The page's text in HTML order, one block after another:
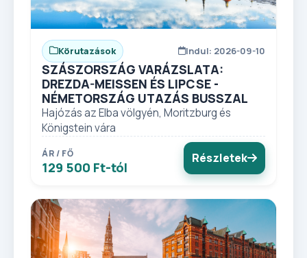
Körutazások Indul: 2026-09-10
SZÁSZORSZÁG VARÁZSLATA:
DREZDA-MEISSEN ÉS LIPCSE -
NÉMETORSZÁG UTAZÁS BUSSZAL
Hajózás az Elba völgyén, Moritzburg és
Königstein vára
ÁR / FŐ
129 500 Ft-tól
Részletek